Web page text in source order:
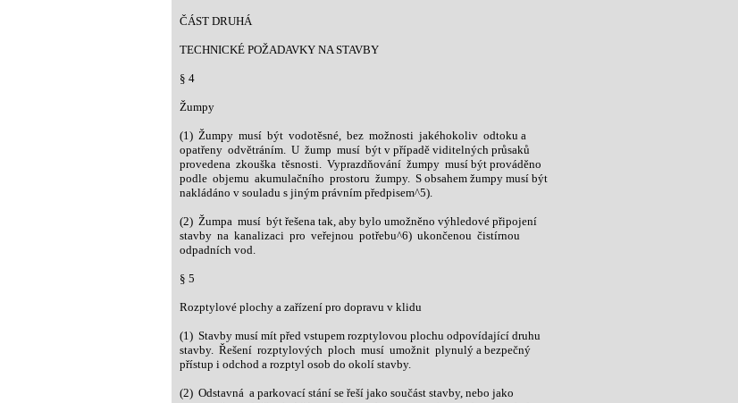
ČÁST DRUHÁ
TECHNICKÉ POŽADAVKY NA STAVBY
§ 4
Žumpy
(1) Žumpy musí být vodotěsné, bez možnosti jakéhokoliv odtoku a
opatřeny odvětráním. U žump musí být v případě viditelných průsaků
provedena zkouška těsnosti. Vyprazdňování žumpy musí být prováděno
podle objemu akumulačního prostoru žumpy. S obsahem žumpy musí být
nakládáno v souladu s jiným právním předpisem^5).
(2) Žumpa musí být řešena tak, aby bylo umožněno výhledové připojení
stavby na kanalizaci pro veřejnou potřebu^6) ukončenou čistírnou
odpadních vod.
§ 5
Rozptylové plochy a zařízení pro dopravu v klidu
(1) Stavby musí mít před vstupem rozptylovou plochu odpovídající druhu
stavby. Řešení rozptylových ploch musí umožnit plynulý a bezpečný
přístup i odchod a rozptyl osob do okolí stavby.
(2) Odstavná a parkovací stání se řeší jako součást stavby, nebo jako